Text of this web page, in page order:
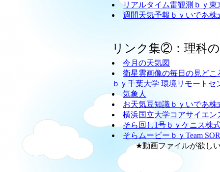
リアルタイム雷観測ｂｙ東
週間天気予報ｂｙいであ株
リンク集②：理科
今月の天気図
衛星雲画像の毎日の見どこ
ｂｙ千葉大学 環境リモート
気象人
お天気豆知識ｂｙいであ株
横浜国立大学コアサイエン
そら回し1号ｂｙケニス株
そらムービーｂｙTeam
★動画ファイルが欲しい